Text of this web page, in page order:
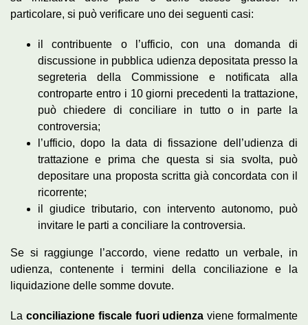
particolare, si può verificare uno dei seguenti casi:
il contribuente o l’ufficio, con una domanda di
discussione in pubblica udienza depositata presso la
segreteria della Commissione e notificata alla
controparte entro i 10 giorni precedenti la trattazione,
può chiedere di conciliare in tutto o in parte la
controversia;
l’ufficio, dopo la data di fissazione dell’udienza di
trattazione e prima che questa si sia svolta, può
depositare una proposta scritta già concordata con il
ricorrente;
il giudice tributario, con intervento autonomo, può
invitare le parti a conciliare la controversia.
Se si raggiunge l’accordo, viene redatto un verbale, in
udienza, contenente i termini della conciliazione e la
liquidazione delle somme dovute.
La conciliazione fiscale fuori udienza viene formalmente